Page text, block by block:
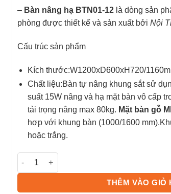
– Bàn nâng hạ BTN01-12là dòng sản
phòng được thiết kế và sản xuất bởi Nội
Cấu trúc sản phẩm
Kích thước:W1200xD600xH720/
Chất liệu:Bàn tự nâng khung sắt sử
suất 15W nâng và hạ mặt bàn vô cấp
tải trọng nâng max 80kg. Mặt bàn gỗ
hợp với khung bàn (1000/1600
hoặc trắng.
Bàn nâng hạ BTN01-12 số lượng
THÊM VÀO GIỎ